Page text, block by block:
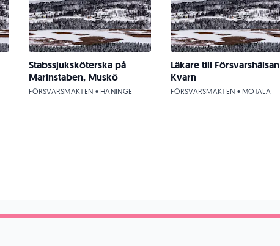
Stabssjuksköterska på
Marinstaben, Muskö
FÖRSVARSMAKTEN • HANINGE
Läkare till Försvarshälsan
Kvarn
FÖRSVARSMAKTEN • MOTALA